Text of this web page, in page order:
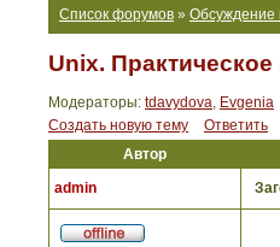
Список форумов » Обсуждение
Unix.
Модераторы: tdavydova, Evgenia
Создать новую тему
Ответить
Автор
admin